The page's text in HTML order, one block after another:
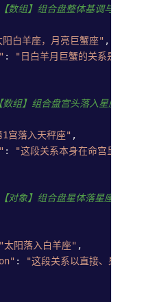
组】组合盘整体基调与核心议
阳白羊座，月亮巨蟹座" ,
:
"日白羊月巨蟹的关系是外放
组】组合盘宫头落入星座的解析
1宫落入天秤座" ,
:
"这段关系本身在命宫呈现和
象】组合盘星体落星座与落宫
"太阳落入白羊座" ,
:
"这段关系以直接、果断且